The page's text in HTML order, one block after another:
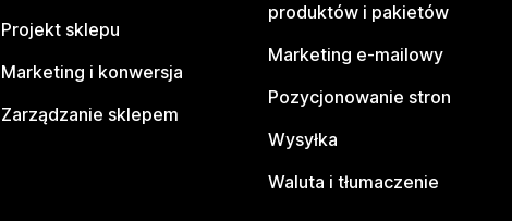
Projekt sklepu
Marketing i konwersja
Zarządzanie sklepem
produktów i pakietów
Marketing e-mailowy
Pozycjonowanie stron
Wysyłka
Waluta i tłumaczenie